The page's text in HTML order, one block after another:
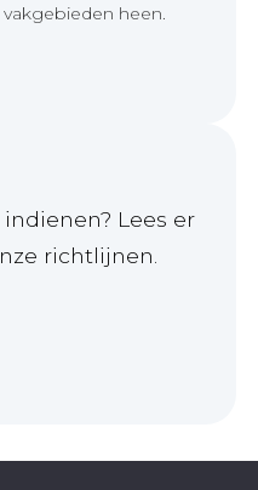
heen.
Lees er
richtlijnen.